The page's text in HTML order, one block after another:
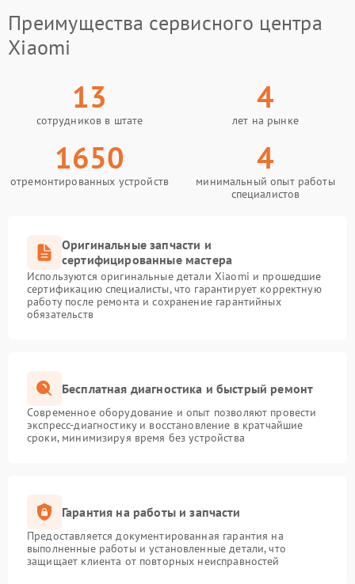
Преимущества сервисного центра
Xiaomi
13
сотрудников в штате
4
лет на рынке
1650
отремонтированных устройств
4
минимальный опыт работы
специалистов
Оригинальные запчасти и
сертифицированные мастера
Используются оригинальные детали Xiaomi и прошедшие
сертификацию специалисты, что гарантирует корректную
работу после ремонта и сохранение гарантийных
обязательств
Бесплатная диагностика и быстрый ремонт
Современное оборудование и опыт позволяют провести
экспресс-диагностику и восстановление в кратчайшие
сроки, минимизируя время без устройства
Гарантия на работы и запчасти
Предоставляется документированная гарантия на
выполненные работы и установленные детали, что
защищает клиента от повторных неисправностей